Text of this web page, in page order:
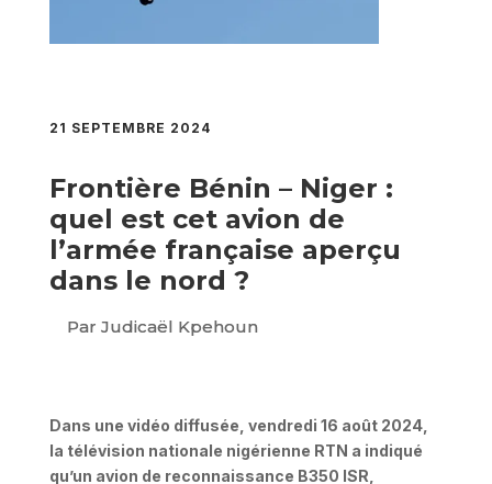
21 SEPTEMBRE 2024
Frontière Bénin – Niger :
quel est cet avion de
l’armée française aperçu
dans le nord ?
Par Judicaël Kpehoun
Dans une vidéo diffusée, vendredi 16 août 2024,
la télévision nationale nigérienne RTN a indiqué
qu’un avion de reconnaissance B350 ISR,